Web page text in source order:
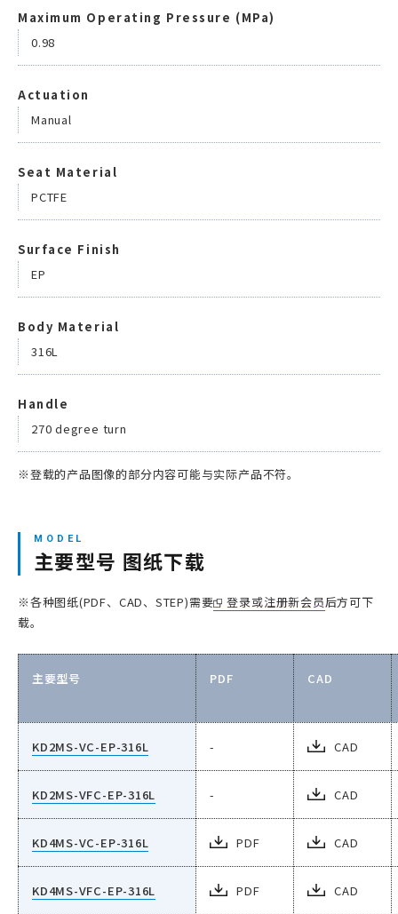
Maximum Operating Pressure (MPa)
0.98
Actuation
Manual
Seat Material
PCTFE
Surface Finish
EP
Body Material
316L
Handle
270 degree turn
※登载的产品图像的部分内容可能与实际产品不符。
主要型号 图纸下载
※各种图纸(PDF、CAD、STEP)需要 登录或注册新会员后方可下
载。
主要型号 PDF CAD
KD2MS-VC-EP-316L - CAD
KD2MS-VFC-EP-316L - CAD
KD4MS-VC-EP-316L PDF CAD
KD4MS-VFC-EP-316L PDF CAD